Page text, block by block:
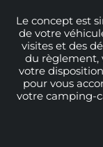
Le concept est
de votre
visites et des
du règlement,
votre
pour vous
votre camping-